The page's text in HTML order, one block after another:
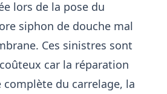
lors de la pose du
siphon de douche mal
Ces sinistres sont
car la réparation
complète du carrelage, la